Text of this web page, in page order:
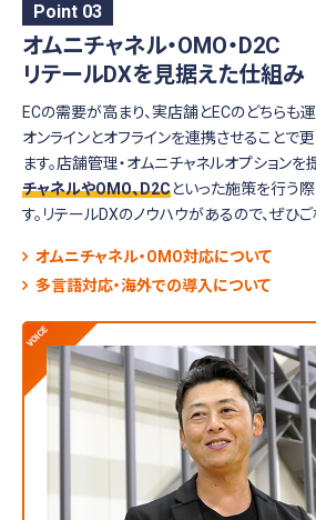
Point 03
オムニチャネル・OMO・D2C
リテールDXを見据えた仕組み
ECの需要が高まり、実店舗とECのどちらも
オンラインとオフラインを連携させることで
ます。店舗管理・オムニチャネルオプションを
チャネルやOMO、D2Cといった施策を行う
す。リテールDXのノウハウがあるので、ぜひご
オムニチャネル・OMO対応について
多言語対応・海外での導入について